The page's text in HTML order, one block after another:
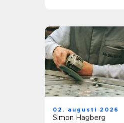
02. augusti 2026
Simon Hagberg